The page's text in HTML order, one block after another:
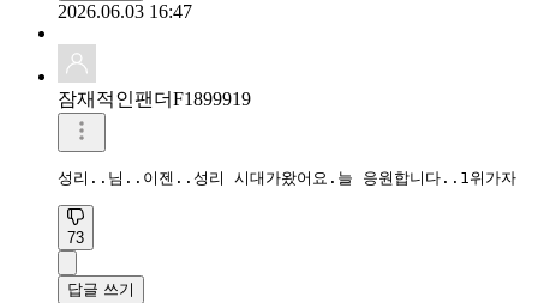
2026.06.03 16:47
잠재적인팬더F1899919
성리..님..이젠..성리 시대가왔어요.늘 응원합니다..1위가자
73
답글 쓰기